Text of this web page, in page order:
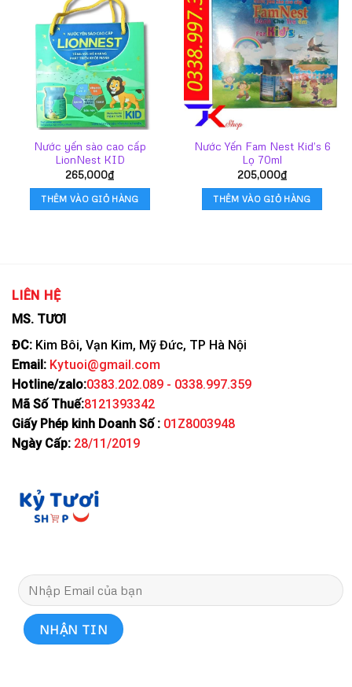
Nước yến sào cao cấp
LionNest KID
265,000₫
THÊM VÀO GIỎ HÀNG
Nước Yến Fam Nest Kid’s 6
Lọ 70ml
205,000₫
THÊM VÀO GIỎ HÀNG
LIÊN HỆ
MS. TƯƠI
ĐC: Kim Bôi, Vạn Kim, Mỹ Đức, TP Hà Nội
Email: Kytuoi@gmail.com
Hotline/zalo:0383.202.089 - 0338.997.359
Mã Số Thuế:8121393342
Giấy Phép kinh Doanh Số : 01Z8003948
Ngày Cấp: 28/11/2019